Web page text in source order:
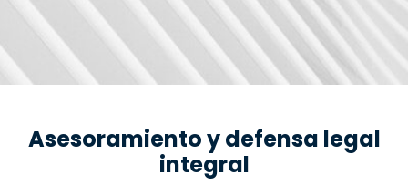
Asesoramiento y defensa legal
integral